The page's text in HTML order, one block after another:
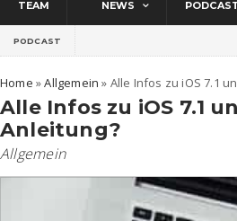
TEAM NEWS
PODCAST
Home »Allgemein » Alle Infos zu iOS 7.1
Alle Infos zu iOS 7.1
Anleitung?
Allgemein